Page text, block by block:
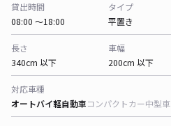
貸出時間
08:00 〜18:00
タイプ
平置き
長さ
340cm 以下
車幅
200cm 以下
対応車種
オートバイ軽自動車コンパクトカー中型車